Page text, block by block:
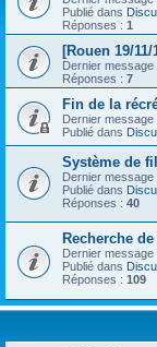
Publié dans
Réponses : 1
[Rouen 19/
Dernier message
Réponses : 7
Fin de la
Dernier message
Publié dans
Système de
Dernier message
Publié dans
Réponses : 40
Recherche
Dernier message
Publié dans
Réponses : 109